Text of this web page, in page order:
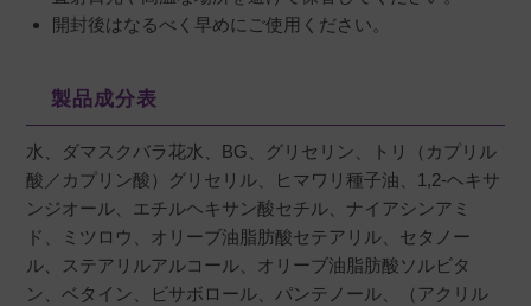
開封後はなるべく早めにご使用ください。
製品成分表
水、ダマスクバラ花水、BG、グリセリン、トリ（カプリル
酸／カプリン酸）グリセリル、ヒマワリ種子油、1,2-ヘキサ
ンジオール、エチルヘキサン酸セチル、ナイアシンアミ
ド、ミツロウ、オリーブ油脂肪酸セテアリル、セタノー
ル、ステアリルアルコール、オリーブ油脂肪酸ソルビタ
ン、ベタイン、ビサボロール、パンテノール、（アクリル